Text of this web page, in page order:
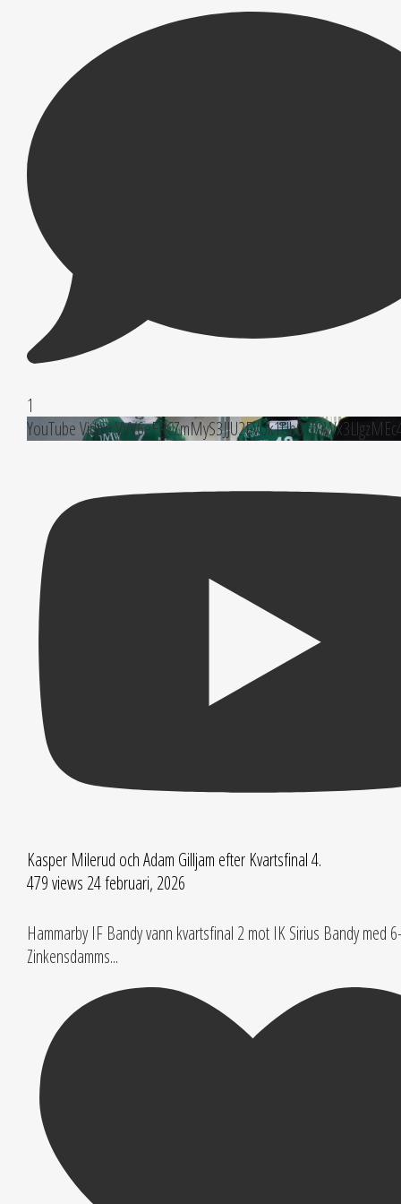
1
YouTube Video
Kasper Milerud och Adam Gilljam efter Kvartsfinal 4.
479 views 24 februari, 2026
Hammarby IF Bandy vann kvartsfinal 2 mot IK Sirius Bandy med
Zinkensdamms...